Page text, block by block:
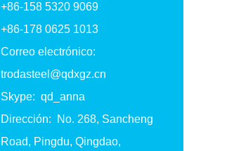
+86-158 5320 9069
+86-178 0625 1013
Correo electrónico:
trodasteel@qdxgz.cn
Skype: qd_anna
Dirección: No. 268, Sancheng
Road, Pingdu, Qingdao,